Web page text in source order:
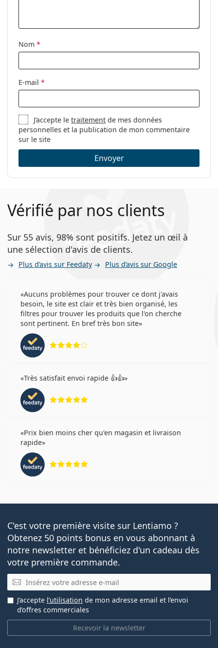
Sexe:
Pour femmes
Catégorie:
Lunettes de vue
Marque:
Nom *
E-mail *
J’accepte letraitement de mes données
personnelles et la publication de mon commentaire
sur le site
Envoyer
Vérifié par nos clients
Sur 55 avis, 98% sont positifs. Jetez un œil à
une sélection d'avis de clients.
Plus d’avis sur Feedaty Plus d’avis sur Google
Aucuns problèmes pour trouver ce dont j'avais
besoin, le site est clair et très bien organisé, les
filtres pour trouver les produits que l'on cherche
sont pertinent. En bref très bon site
Très satisfait envoi rapide 👍👍
Prix bien moins cher qu'en magasin et livraison
rapide
C'est votre première visite sur Lentiamo ?
Obtenez 50 points bonus en vous abonnant à
notre newsletter et bénéficiez d'un cadeau dès
votre première commande.
E-mail
Recevoir la newsletter
J’accepte l’utilisation de mon adresse email et l’envoi
d’offres commerciales